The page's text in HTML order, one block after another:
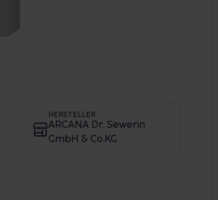
HERSTELLER
ARCANA Dr. Sewerin
GmbH & Co.KG